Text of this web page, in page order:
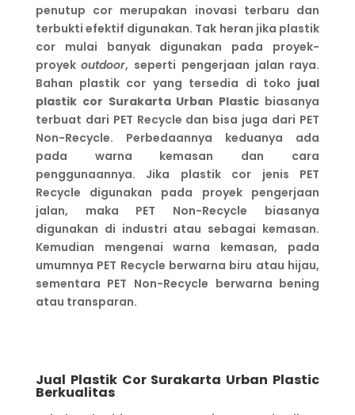
penutup cor merupakan inovasi terbaru dan
terbukti efektif digunakan. Tak heran jika plastik
cor mulai banyak digunakan pada proyek-
proyekoutdoor, seperti pengerjaan jalan raya.
Bahan plastik cor yang tersedia di toko jual
plastik cor Surakarta Urban Plastic biasanya
terbuat dari PET Recycle dan bisa juga dari PET
Non-Recycle. Perbedaannya keduanya ada
pada warna kemasan dan cara
penggunaannya. Jika plastik cor jenis PET
Recycle digunakan pada proyek pengerjaan
jalan, maka PET Non-Recycle biasanya
digunakan di industri atau sebagai kemasan.
Kemudian mengenai warna kemasan, pada
umumnya PET Recycle berwarna biru atau hijau,
sementara PET Non-Recycle berwarna bening
atau transparan.
Jual Plastik Cor Surakarta Urban Plastic
Berkualitas